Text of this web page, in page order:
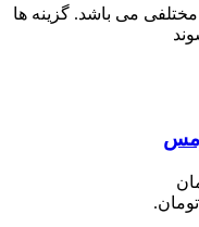
می باشد. گزینه ها
تومان